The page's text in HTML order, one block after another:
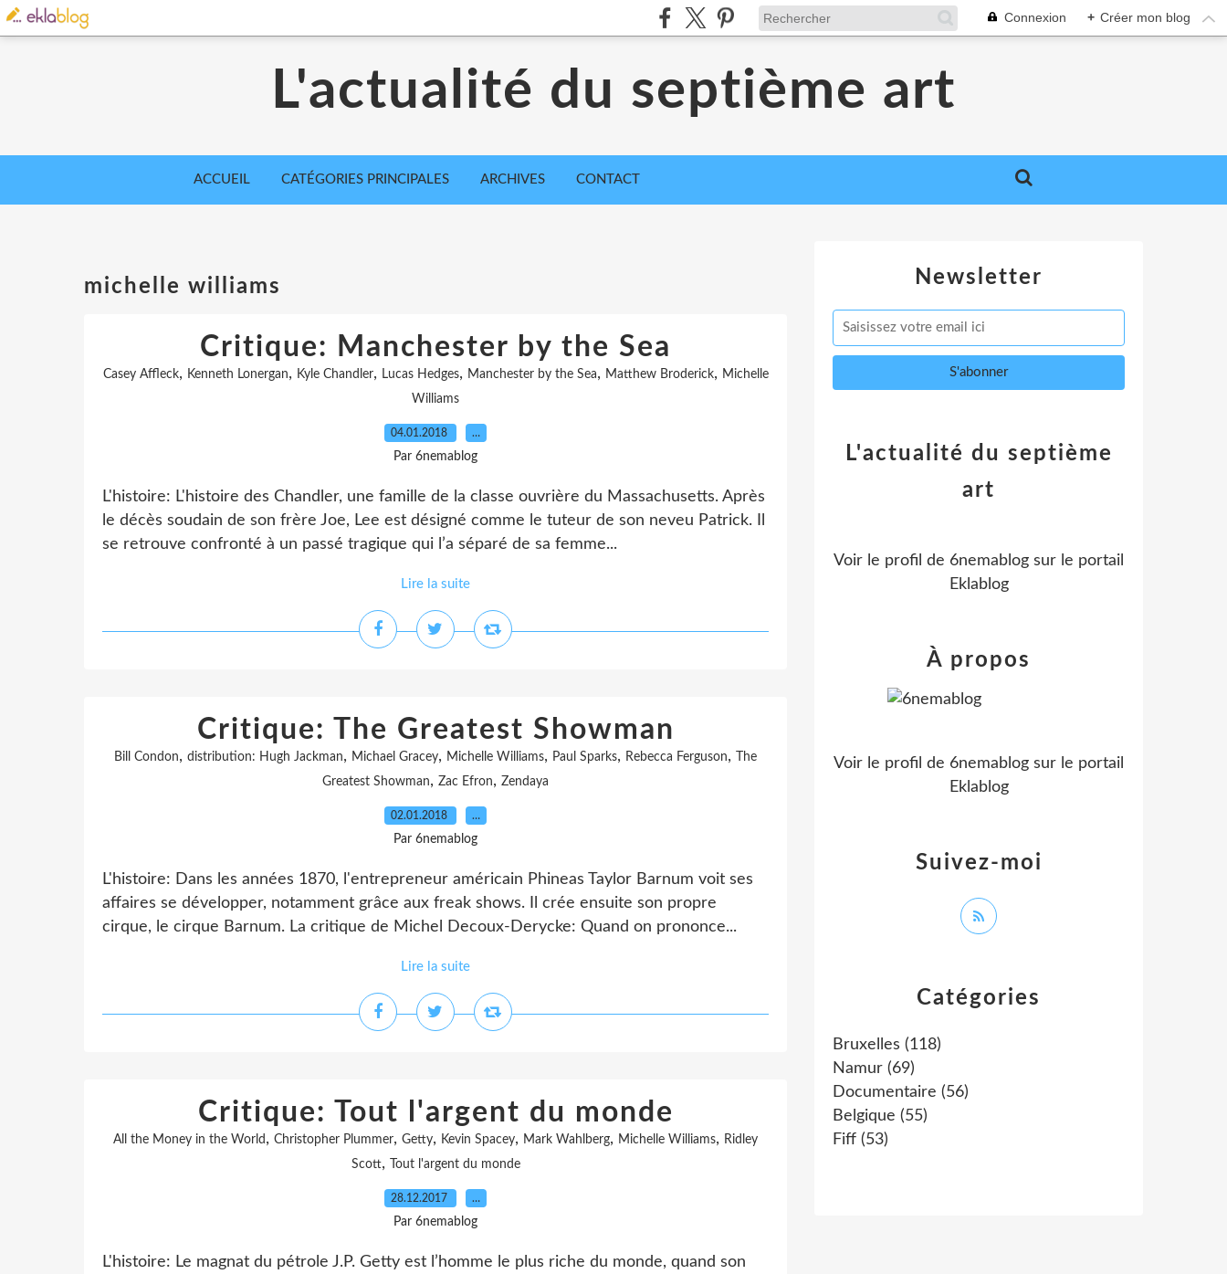
Connexion + Créer mon blog
L'actualité du septième art
ACCUEIL CATÉGORIES PRINCIPALES ARCHIVES CONTACT
michelle williams
Critique: Manchester by the Sea
Casey Affleck, Kenneth Lonergan, Kyle Chandler, Lucas Hedges, Manchester by the Sea, Matthew Broderick, Michelle
Williams
04.01.2018 …
Par 6nemablog
L'histoire: L'histoire des Chandler, une famille de la classe ouvrière du Massachusetts. Après
le décès soudain de son frère Joe, Lee est désigné comme le tuteur de son neveu Patrick. Il
se retrouve confronté à un passé tragique qui l’a séparé de sa femme...
Lire la suite
Critique: The Greatest Showman
Bill Condon, distribution: Hugh Jackman, Michael Gracey, Michelle Williams, Paul Sparks, Rebecca Ferguson,
The
Greatest Showman, Zac Efron, Zendaya
02.01.2018 …
Par 6nemablog
L'histoire: Dans les années 1870, l'entrepreneur américain Phineas Taylor Barnum voit ses
affaires se développer, notamment grâce aux freak shows. Il crée ensuite son propre
cirque, le cirque Barnum. La critique de Michel Decoux-Derycke: Quand on prononce...
Lire la suite
Critique: Tout l'argent du monde
All the Money in the World , Christopher Plummer, Getty, Kevin Spacey, Mark Wahlberg, Michelle Williams, Ridley
Scott, Tout l'argent du monde
28.12.2017 …
Par 6nemablog
L'histoire: Le magnat du pétrole J.P. Getty est l’homme le plus riche du monde, quand son
Newsletter
Catégories
Bruxelles (118)
Namur (69)
Documentaire (56)
Belgique (55)
Fiff (53)
L'actualité du septième
art
Voir le profil de 6nemablog sur le portail
Eklablog
Suivez-moi
À propos
Voir le profil de 6nemablog sur le portail
Eklablog